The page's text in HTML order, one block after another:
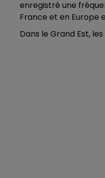
enregistré une
France et en Europe
Dans le Grand Est,